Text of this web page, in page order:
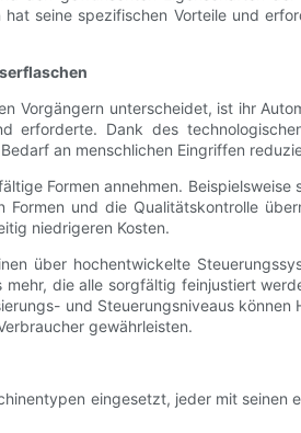
seine spezifischen Vorteile und
Vorgängern unterscheidet, ist ihr
erforderte. Dank des
an menschlichen Eingriffen
Formen annehmen.
und die Qualitätskontrolle
niedrigeren Kosten.
über hochentwickelte
die alle sorgfältig feinjustiert
und Steuerungsniveaus
gewährleisten.
eingesetzt, jeder mit